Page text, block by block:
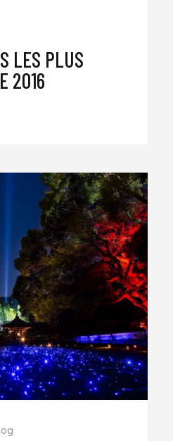
LES PLUS
2016